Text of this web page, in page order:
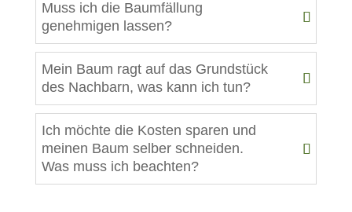
Muss ich die Baumfällung
genehmigen lassen?
Mein Baum ragt auf das Grundstück
des Nachbarn, was kann ich tun?
Ich möchte die Kosten sparen und
meinen Baum selber schneiden.
Was muss ich beachten?